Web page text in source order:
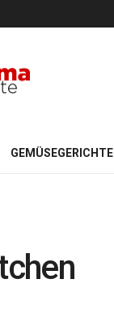
GEMÜSEGERICHTE